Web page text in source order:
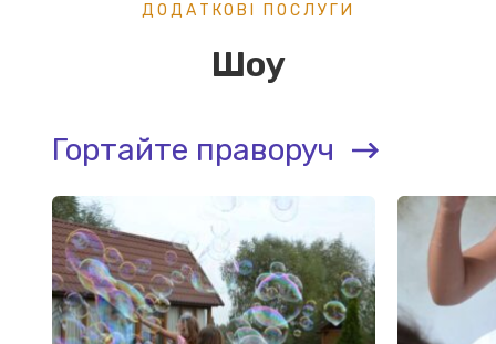
ДОДАТКОВІ ПОСЛУГИ
Шоу
Гортайте праворуч